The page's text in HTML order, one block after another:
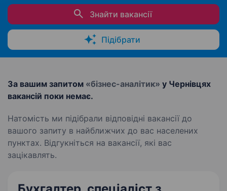
Знайти вакансії
Підібрати
За вашим запитом «бізнес-аналітик» у Чернівцях
вакансій поки немає.
Натомість ми підібрали відповідні вакансії до
вашого запиту в найближчих до вас населених
пунктах. Відгукніться на вакансії, які вас
зацікавлять.